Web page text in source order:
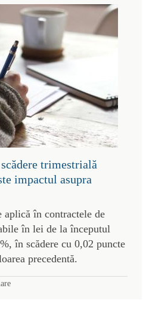
trimestrială
impactul asupra
aplică în contractele de
în lei de la începutul
în scădere cu 0,02 puncte
precedentă.